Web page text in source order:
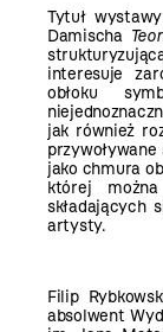
Tytuł
Damischa
interesuje
obłoku
jak również
jako chmura
której
składających
artysty.
Filip
absolwent